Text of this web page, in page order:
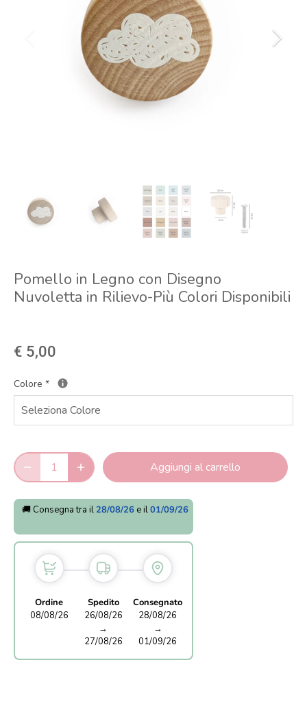
Pomello in Legno con Disegno
Nuvoletta in Rilievo-Più Colori Disponibili
€ 5,00
Colore *
Aggiungi al carrello
🚚 Consegna tra il 28/08/26 e il01/09/26
Ordine
08/08/26
Spedito
26/08/26
→
27/08/26
Consegnato
28/08/26
→
01/09/26